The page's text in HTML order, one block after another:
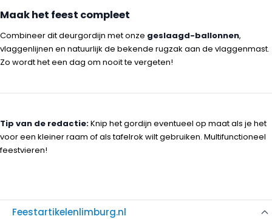
Maak het feest compleet
Combineer dit deurgordijn met onze geslaagd-ballonnen,
vlaggenlijnen en natuurlijk de bekende rugzak aan de vlaggenmast.
Zo wordt het een dag om nooit te vergeten!
Tip van de redactie:Knip het gordijn eventueel op maat als je het
voor een kleiner raam of als tafelrok wilt gebruiken. Multifunctioneel
feestvieren!
Feestartikelenlimburg.nl